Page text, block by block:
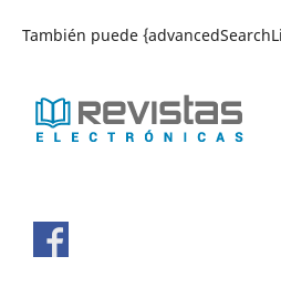
También puede